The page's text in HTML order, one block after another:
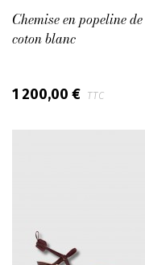
Chemise en popeline de
coton blanc
1 200,00 € TTC